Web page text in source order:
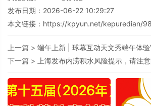
发布日期：2026-06-22 10:29:27
本文链接： https://kpyun.net/kepuredian/
上一篇 > 端午上新 | 球幕互动天文秀端午体
下一篇 >
上海发布内涝积水风险提示，请注意